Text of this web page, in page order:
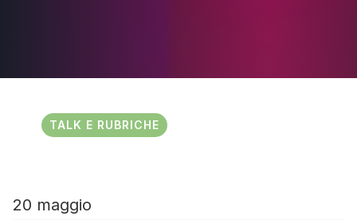
20 maggio
TALK E RUBRICHE